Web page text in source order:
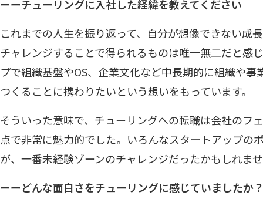
ーーチューリングに入社した経緯を教えてください
これまでの人生を振り返って、自分が想像できない成
チャレンジすることで得られるものは唯一無二だと感
プで組織基盤やOS、企業文化など中長期的に組織や事
つくることに携わりたいという想いをもっています。
そういった意味で、チューリングへの転職は会社のフ
点で非常に魅力的でした。いろんなスタートアップの
が、一番未経験ゾーンのチャレンジだったかもしれま
ーーどんな面白さをチューリングに感じていましたか